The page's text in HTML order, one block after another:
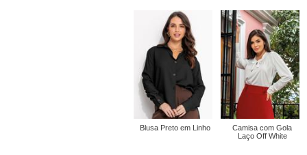
Blusa Preto em Linho
Camisa com Gola
Laço Off White